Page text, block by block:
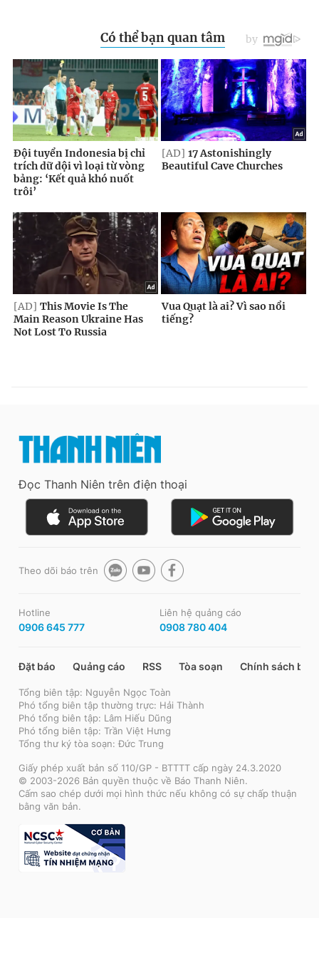
Đọc Thanh Niên trên điện thoại
Theo dõi báo trên
Hotline
0906 645 777
Liên hệ quảng cáo
0908 780 404
Đặt báo Quảng cáo RSS Tòa soạn Chính sách bảo
Tổng biên tập: Nguyễn Ngọc Toàn
Phó tổng biên tập thường trực: Hải Thành
Phó tổng biên tập: Lâm Hiếu Dũng
Phó tổng biên tập: Trần Việt Hưng
Tổng thư ký tòa soạn: Đức Trung
Giấy phép xuất bản số 110/GP - BTTTT cấp ngày 24.3.2020
© 2003-2026 Bản quyền thuộc về Báo Thanh Niên.
Cấm sao chép dưới mọi hình thức nếu không có sự chấp thuận
bằng văn bản.